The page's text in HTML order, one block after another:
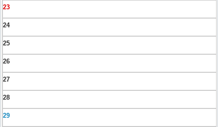
23
24
25
26
27
28
29